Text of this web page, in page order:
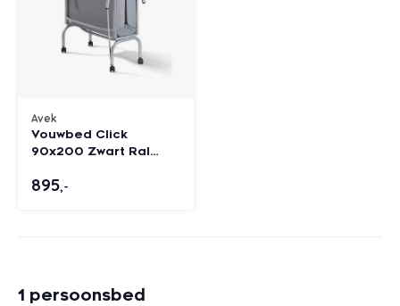
Avek
Vouwbed Click
90x200 Zwart Ral
895,-
1 persoonsbed